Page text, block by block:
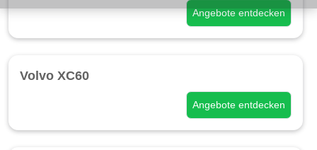
Angebote entdecken
Volvo XC60
Angebote entdecken